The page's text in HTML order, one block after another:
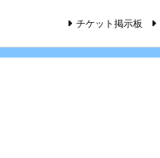
チケット掲示板